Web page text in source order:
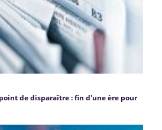
de disparaître : fin d'une ère pour